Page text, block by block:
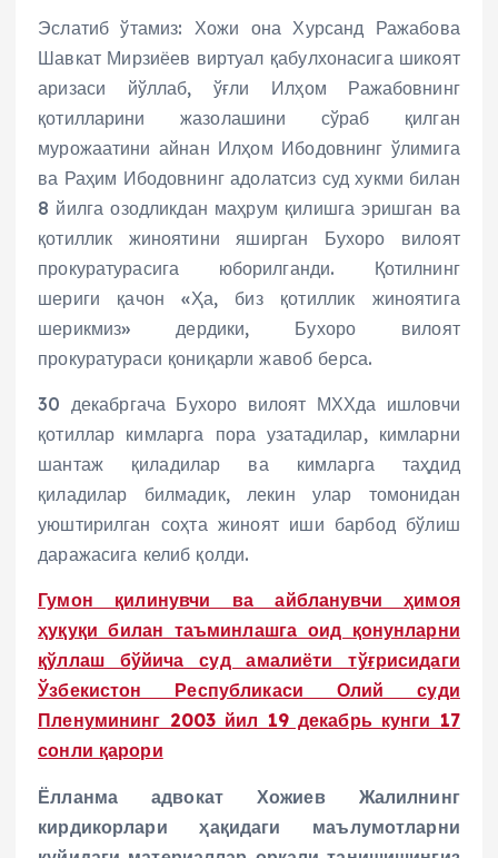
Эслатиб ўтамиз: Хожи она Хурсанд Ражабова
Шавкат Мирзиёев виртуал қабулхонасига шикоят
аризаси йўллаб, ўғли Илҳом Ражабовнинг
қотилларини жазолашини сўраб қилган
мурожаатини айнан Илҳом Ибодовнинг ўлимига
ва Раҳим Ибодовнинг адолатсиз суд хукми билан
8 йилга озодликдан маҳрум қилишга эришган ва
қотиллик жиноятини яширган Бухоро вилоят
прокуратурасига юборилганди. Қотилнинг
шериги қачон «Ҳа, биз қотиллик жиноятига
шерикмиз» дердики, Бухоро вилоят
прокуратураси қониқарли жавоб берса.
30 декабргача Бухоро вилоят МХХда ишловчи
қотиллар кимларга пора узатадилар, кимларни
шантаж қиладилар ва кимларга таҳдид
қиладилар билмадик, лекин улар томонидан
уюштирилган соҳта жиноят иши барбод бўлиш
даражасига келиб қолди.
Гумон қилинувчи ва айбланувчи ҳимоя
ҳуқуқи билан таъминлашга оид қонунларни
қўллаш бўйича суд амалиёти тўғрисидаги
Ўзбекистон Республикаси Олий суди
Пленумининг 2003 йил 19 декабрь кунги 17
сонли қарори
Ёлланма адвокат Хожиев Жалилнинг
кирдикорлари ҳақидаги маълумотларни